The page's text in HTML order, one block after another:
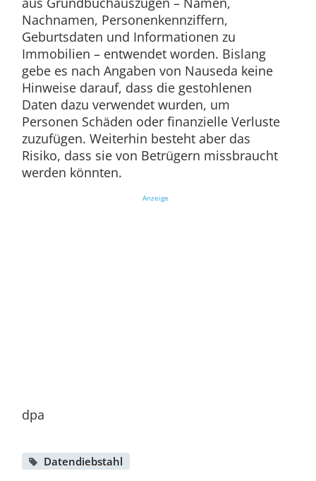
Nachnamen, Personenkennziffern,
Geburtsdaten und Informationen zu
Immobilien – entwendet worden. Bislang
gebe es nach Angaben von Nauseda keine
Hinweise darauf, dass die gestohlenen
Daten dazu verwendet wurden, um
Personen Schäden oder finanzielle Verluste
zuzufügen. Weiterhin besteht aber das
Risiko, dass sie von Betrügern missbraucht
werden könnten.
Anzeige
dpa
Datendiebstahl